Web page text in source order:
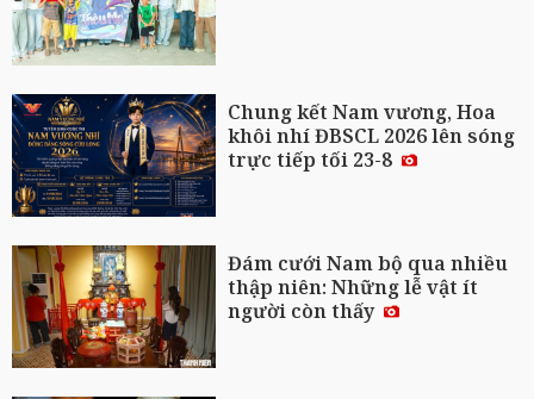
Chung kết Nam vương, Hoa
khôi nhí ĐBSCL 2026 lên sóng
trực tiếp tối 23-8
Đám cưới Nam bộ qua nhiều
thập niên: Những lễ vật ít
người còn thấy